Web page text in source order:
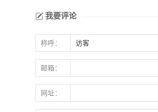
我要评论
称呼：
邮箱：
网址：